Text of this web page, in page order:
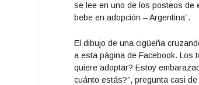
se lee en uno de los posteos de
bebe en adopción – Argentina”.
El dibujo de una cigüeña
a esta página de Facebook. Los
quiere adoptar? Estoy
cuánto estás?”, pregunta casi